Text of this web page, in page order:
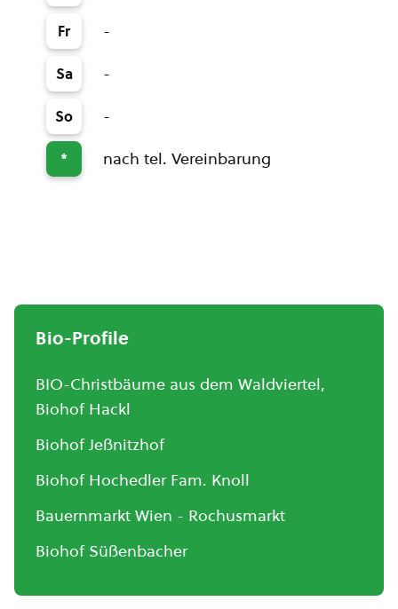
Fr -
Sa -
So -
* nach tel. Vereinbarung
Bio-Profile
BIO-Christbäume aus dem Waldviertel,
Biohof Hackl
Biohof Jeßnitzhof
Biohof Hochedler Fam. Knoll
Bauernmarkt Wien - Rochusmarkt
Biohof Süßenbacher